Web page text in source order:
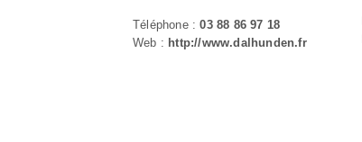
Téléphone :03 88 86 97 18
Web : http://www.dalhunden.fr